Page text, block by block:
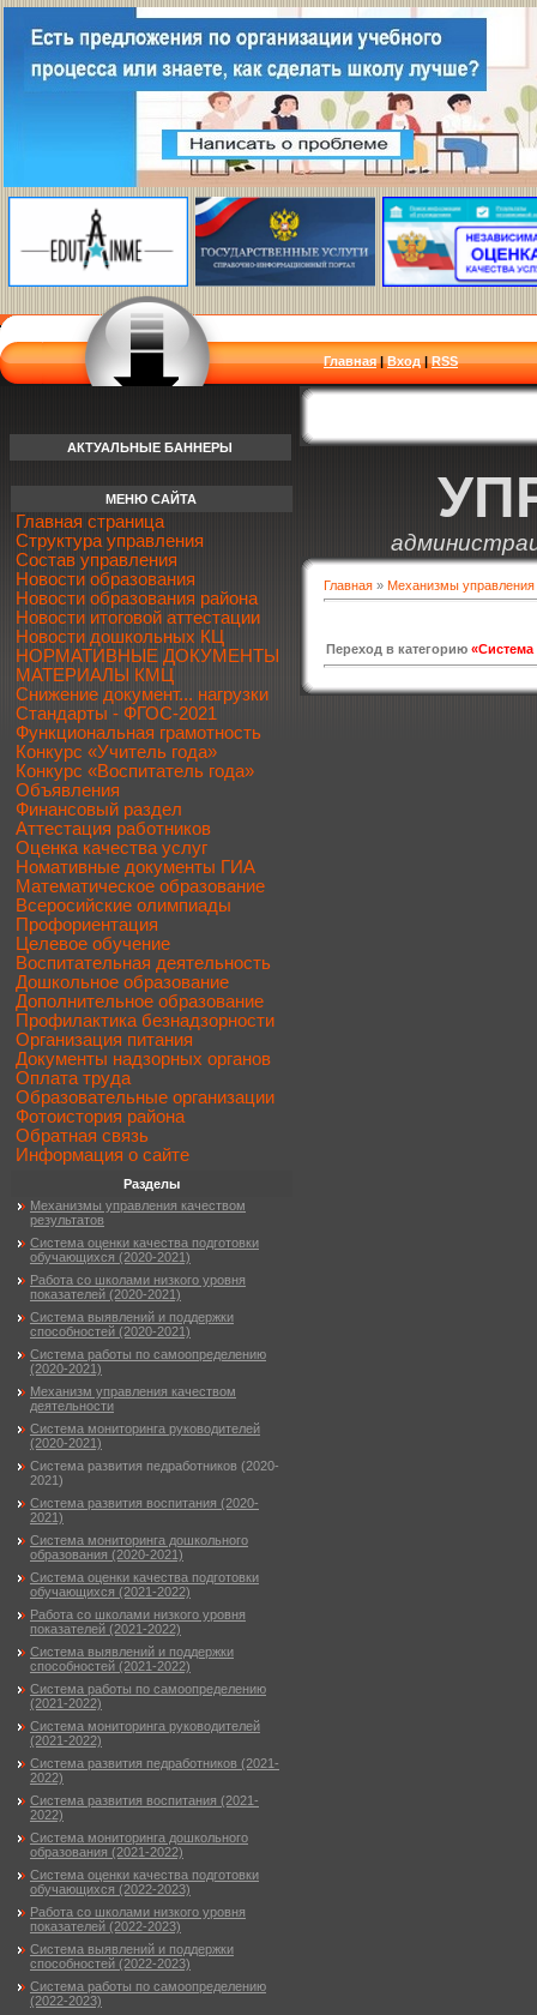
Главная |Вход|RSS
АКТУАЛЬНЫЕ БАННЕРЫ
Главная » Механизмы управления
Переход в категорию «Система
МЕНЮ САЙТА
Главная страница
Структура управления
Состав управления
Новости образования
Новости образования района
Новости итоговой аттестации
Новости дошкольных КЦ
НОРМАТИВНЫЕ ДОКУМЕНТЫ
МАТЕРИАЛЫ КМЦ
Снижение документ... нагрузки
Стандарты - ФГОС-2021
Функциональная грамотность
Конкурс «Учитель года»
Конкурс «Воспитатель года»
Объявления
Финансовый раздел
Аттестация работников
Оценка качества услуг
Номативные документы ГИА
Математическое образование
Всеросийские олимпиады
Профориентация
Целевое обучение
Воспитательная деятельность
Дошкольное образование
Дополнительное образование
Профилактика безнадзорности
Организация питания
Документы надзорных органов
Оплата труда
Образовательные организации
Фотоистория района
Обратная связь
Информация о сайте
Разделы
Механизмы управления качеством
результатов
Система оценки качества подготовки
обучающихся (2020-2021)
Работа со школами низкого уровня
показателей (2020-2021)
Система выявлений и поддержки
способностей (2020-2021)
Система работы по самоопределению
(2020-2021)
Механизм управления качеством
деятельности
Система мониторинга руководителей
(2020-2021)
Система развития педработников (2020-
2021)
Система развития воспитания (2020-
2021)
Система мониторинга дошкольного
образования (2020-2021)
Система оценки качества подготовки
обучающихся (2021-2022)
Работа со школами низкого уровня
показателей (2021-2022)
Система выявлений и поддержки
способностей (2021-2022)
Система работы по самоопределению
(2021-2022)
Система мониторинга руководителей
(2021-2022)
Система развития педработников (2021-
2022)
Система развития воспитания (2021-
2022)
Система мониторинга дошкольного
образования (2021-2022)
Система оценки качества подготовки
обучающихся (2022-2023)
Работа со школами низкого уровня
показателей (2022-2023)
Система выявлений и поддержки
способностей (2022-2023)
Система работы по самоопределению
(2022-2023)